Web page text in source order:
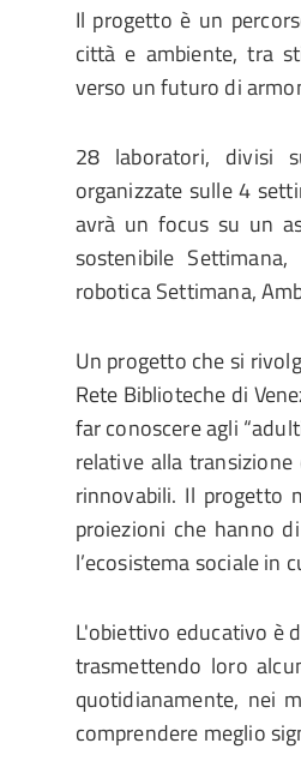
Il progetto è un
città e ambiente, tra
verso un futuro di
28 laboratori, divisi
organizzate sulle 4
avrà un focus su un
sostenibile
robotica Settimana,
Un progetto che si
Rete Biblioteche di
far conoscere agli
relative alla
rinnovabili. Il progetto
proiezioni che hanno
l’ecosistema sociale in
L'obiettivo educativo è
trasmettendo loro
quotidianamente, nei
comprendere meglio